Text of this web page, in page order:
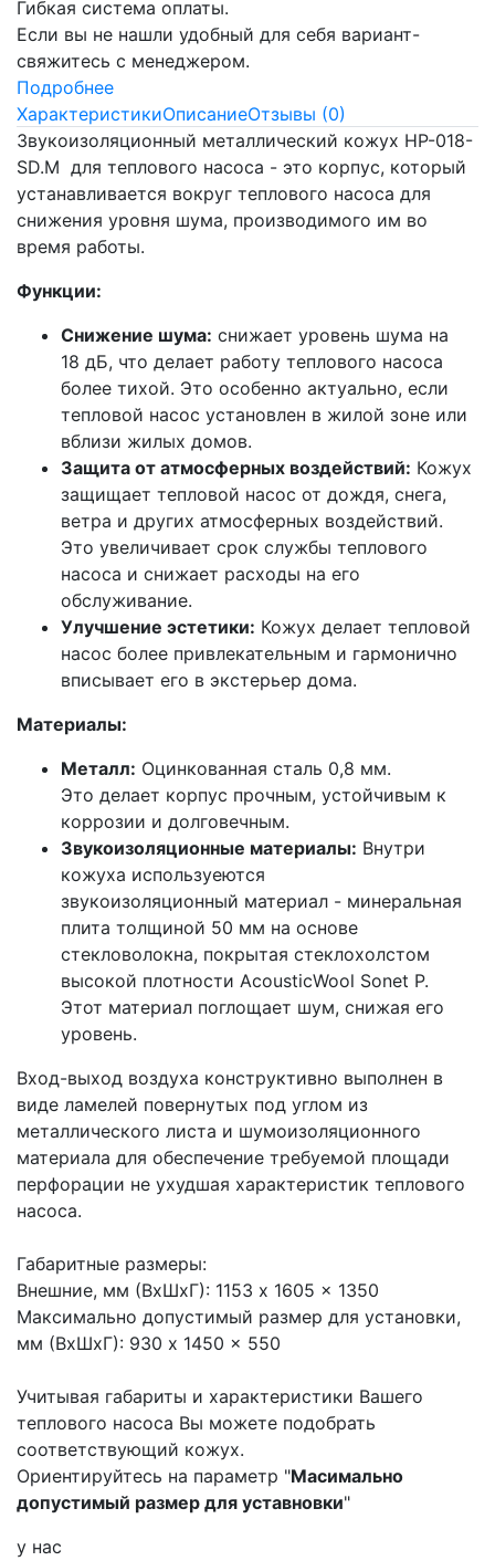
Гибкая система оплаты.
Если вы не нашли удобный для себя вариант-
свяжитесь с менеджером.
Подробнее
ХарактеристикиОписаниеОтзывы (0)
Звукоизоляционный металлический кожух HP-018-
SD.M для теплового насоса - это корпус, который
устанавливается вокруг теплового насоса для
снижения уровня шума, производимого им во
время работы.
Функции:
Снижение шума: снижает уровень шума на
18 дБ, что делает работу теплового насоса
более тихой. Это особенно актуально, если
тепловой насос установлен в жилой зоне или
вблизи жилых домов.
Защита от атмосферных воздействий: Кожух
защищает тепловой насос от дождя, снега,
ветра и других атмосферных воздействий.
Это увеличивает срок службы теплового
насоса и снижает расходы на его
обслуживание.
Улучшение эстетики: Кожух делает тепловой
насос более привлекательным и гармонично
вписывает его в экстерьер дома.
Материалы:
Металл: Оцинкованная сталь 0,8 мм.
Это делает корпус прочным, устойчивым к
коррозии и долговечным.
Звукоизоляционные материалы: Внутри
кожуха используеются
звукоизоляционный материал - минеральная
плита толщиной 50 мм на основе
стекловолокна, покрытая стеклохолстом
высокой плотности AcousticWool Sonet P.
Этот материал поглощает шум, снижая его
уровень.
Вход-выход воздуха конструктивно выполнен в
виде ламелей повернутых под углом из
металлического листа и шумоизоляционного
материала для обеспечение требуемой площади
перфорации не ухудшая характеристик теплового
насоса.
Габаритные размеры:
Внешние, мм (ВхШхГ): 1153 x 1605 x 1350
Максимально допустимый размер для установки,
мм (ВхШхГ): 930 x 1450 x 550
Учитывая габариты и характеристики Вашего
теплового насоса Вы можете подобрать
соответствующий кожух.
Ориентируйтесь на параметр "Масимально
допустимый размер для уставновки"
у нас